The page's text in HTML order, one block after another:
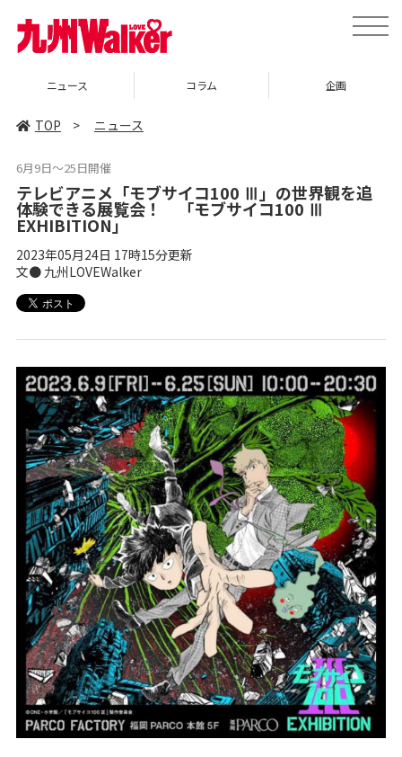
toggle
コラム イベント
TOP > ニュース
6月9日〜25日開催
テレビアニメ「モブサイコ100 Ⅲ」の世界観を追
体験できる展覧会！ 「モブサイコ100 Ⅲ
EXHIBITION」
2023年05月24日 17時15分更新
文● 九州LOVEWalker